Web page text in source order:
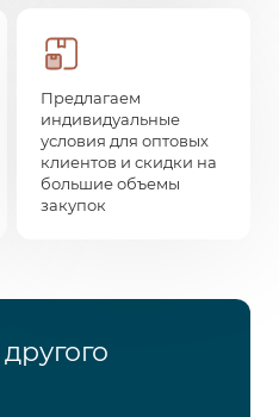
Предлагаем
индивидуальные
условия для оптовых
клиентов и скидки на
большие объемы
закупок